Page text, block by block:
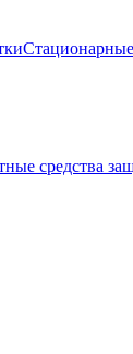
средства